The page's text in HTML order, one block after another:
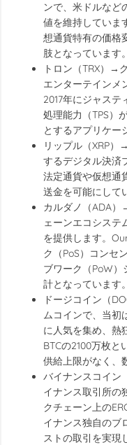
ンで、米ドルなど
値を維持していま
想通貨特有の価格
肢となっています。
トロン（TRX）→
エンターテインメ
2017年にジャステ
処理能力（TPS）
とするアプリケー
リップル（XRP
するデジタル決済
法定通貨や仮想通
送金を可能にして
カルダノ（ADA）
ェーンエコシステ
を提供します。
ク（PoS）コンセ
ブワーク（PoW
計となっています。
ドージコイン（
ムコインで、当初
に人気を集め、熱
BTCの2100万枚と
供給上限がなく、
バイナンスコイン
イナンス取引所の
クチェーン上の
イナンス独自のブ
ストの取引を実現